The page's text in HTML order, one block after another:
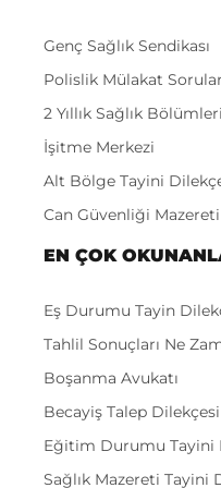
Genç Sağlık Sendikası
Polislik Mülakat
2 Yıllık Sağlık Bölümleri
İşitme Merkezi
Alt Bölge Tayini
Can Güvenliği
EN ÇOK
Eş Durumu Tayin
Tahlil Sonuçları Ne
Boşanma Avukatı
Becayiş Talep
Eğitim Durumu Tayini
Sağlık Mazereti Tayini